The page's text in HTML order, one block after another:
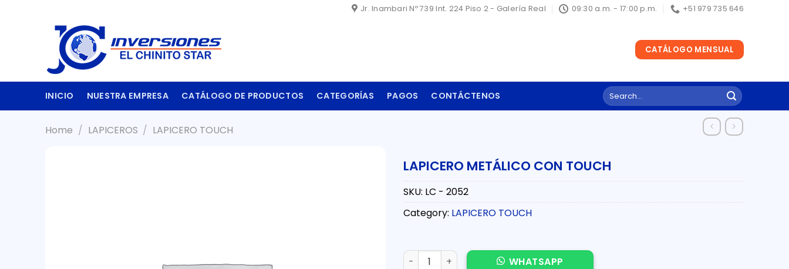
Jr. Inambari Nº 739 Int. 224 Piso 2 - Galería Real 09:30 a.m. - 17:00 p.m. +51 979 735 646
CATÁLOGO MENSUAL
INICIO NUESTRA EMPRESA CATÁLOGO DE PRODUCTOS CATEGORÍAS PAGOS CONTÁCTENOS
Search
for:
Home / LAPICEROS / LAPICERO TOUCH
LAPICERO METÁLICO CON TOUCH
SKU: LC - 2052
Category: LAPICERO TOUCH
LAPICERO METÁLICO CON TOUCH quantity
WHATSAPP